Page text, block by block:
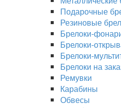
Подарочные
Резиновые
Брелоки-
Брелоки-
Брелоки-
Брелоки на
Ремувки
Карабины
Обвесы